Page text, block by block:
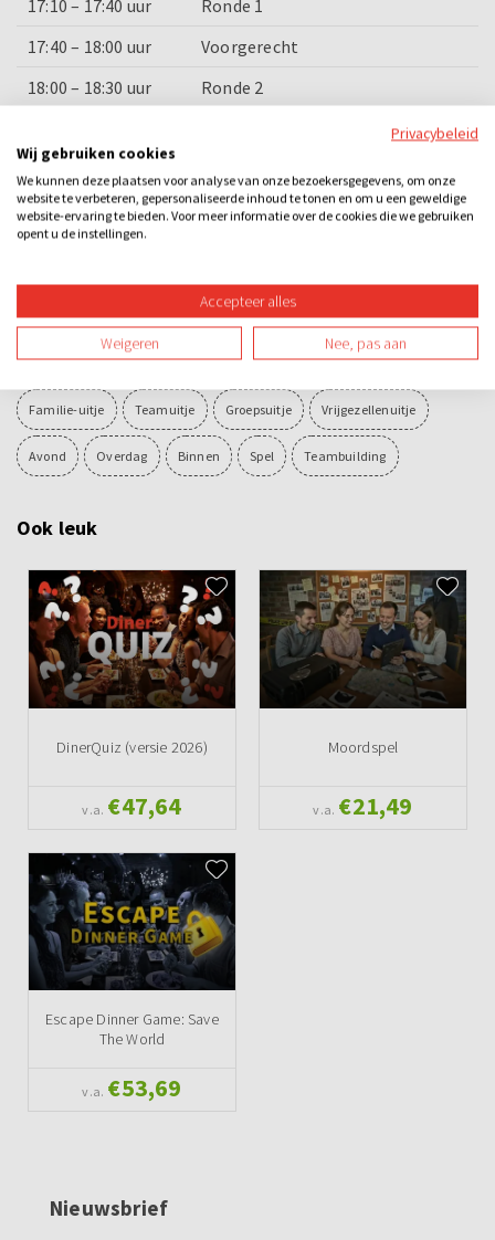
17:10 – 17:40 uur
Ronde 1
17:40 – 18:00 uur
Voorgerecht
18:00 – 18:30 uur
Ronde 2
19:00 – 19:30 uur
19:30 – 20:00 uur
Nagerecht
Categorieën
Dinner games Quizzen Losse activiteiten Bedrijfsuitje
Familie-uitje Teamuitje Groepsuitje Vrijgezellenuitje
Avond Overdag Binnen Spel Teambuilding
Ook leuk
DinerQuiz (versie 2026)
v.a. €47,64
Moordspel
v.a. €21,49
Escape Dinner Game: Save
The World
v.a. €53,69
Nieuwsbrief
Privacybeleid
Wij gebruiken cookies
We kunnen deze plaatsen voor analyse van onze bezoekersgegevens, om onze
website te verbeteren, gepersonaliseerde inhoud te tonen en om u een geweldige
website-ervaring te bieden. Voor meer informatie over de cookies die we gebruiken
opent u de instellingen.
Accepteer alles
Weigeren Nee, pas aan